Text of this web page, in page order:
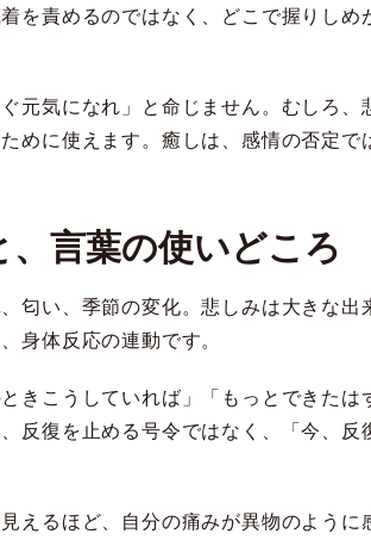
を責めるのではなく、どこで握りしめ
元気になれ」と命じません。むしろ
に使えます。癒しは、感情の否定で
言葉の使いどころ
匂い、季節の変化。悲しみは大きな出
身体反応の連動です。
きこうしていれば」「もっとできたは
反復を止める号令ではなく、「今、
えるほど、自分の痛みが異物のよう